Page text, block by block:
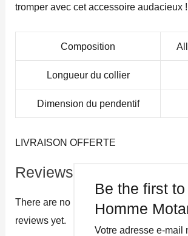
tromper avec cet accessoire audacieux !
Composition
Longueur du collier
Dimension du pendentif
LIVRAISON OFFERTE
Reviews
There are no
reviews yet.
Be the first
Homme
Votre adresse e-mail